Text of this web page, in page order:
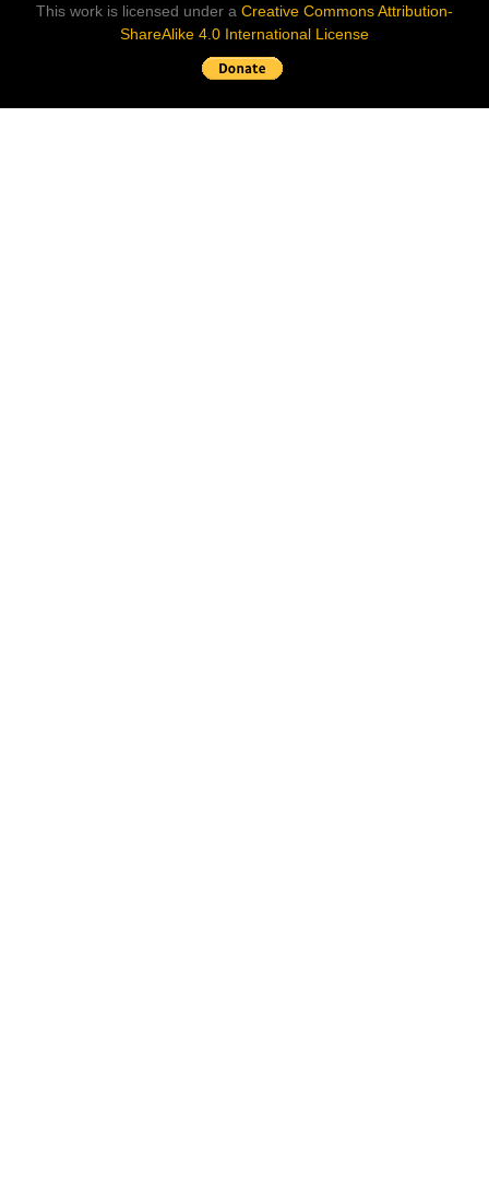
This work is licensed under a Creative Commons Attribution-
ShareAlike 4.0 International License